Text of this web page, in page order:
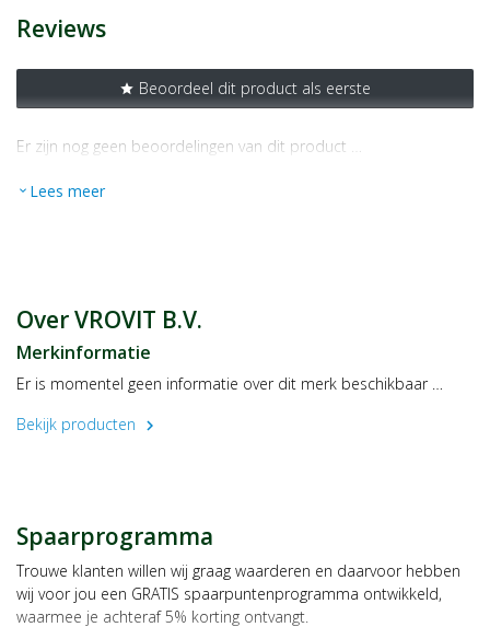
Reviews
star Beoordeel dit product als eerste
Er zijn nog geen beoordelingen van dit product …
expand_more Lees meer
Over VROVIT B.V.
Merkinformatie
Er is momentel geen informatie over dit merk beschikbaar …
Bekijk producten
chevron_right
Spaarprogramma
Trouwe klanten willen wij graag waarderen en daarvoor hebben
wij voor jou een GRATIS spaarpuntenprogramma ontwikkeld,
waarmee je achteraf 5% korting ontvangt.